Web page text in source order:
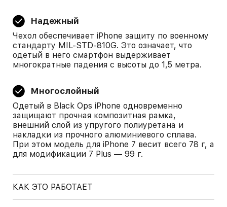
Надежный
Чехол обеспечивает iPhone защиту по военному
стандарту MIL-STD-810G. Это означает, что
одетый в него смартфон выдерживает
многократные падения с высоты до 1,5 метра.
Многослойный
Одетый в Black Ops iPhone одновременно
защищают прочная композитная рамка,
внешний слой из упругого полиуретана и
накладки из прочного алюминиевого сплава.
При этом модель для iPhone 7 весит всего 78 г, а
для модификации 7 Plus — 99 г.
КАК ЭТО РАБОТАЕТ